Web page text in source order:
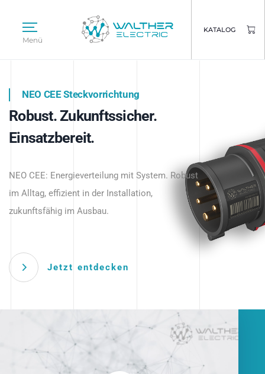
Menü
KATALOG
Intelligente Stromverteilung
beginnt hier.
NEO CEE Steckvorrichtung
Robust. Zukunftssicher.
Einsatzbereit.
NEO CEE: Energieverteilung mit System. Robust
im Alltag, effizient in der Installation,
zukunftsfähig im Ausbau.
Jetzt entdecken
Intelligenz trifft Energie.
Anwendungen – robust, IP-geschützt und
zukunftsfähig.